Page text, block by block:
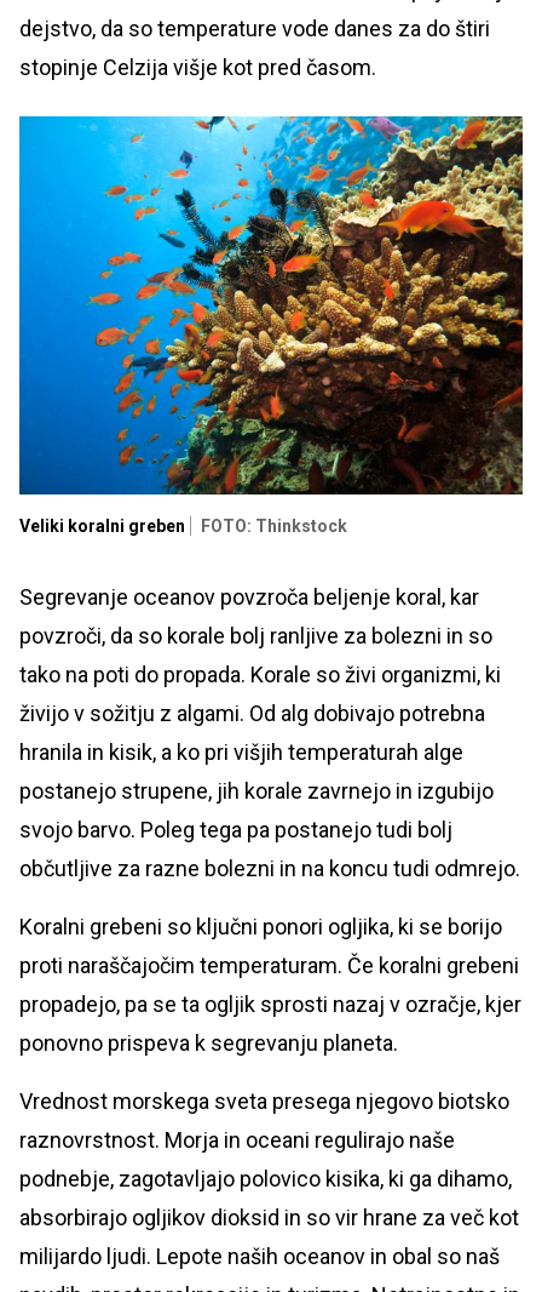
dejstvo, da so temperature vode danes za do štiri
stopinje Celzija višje kot pred časom.
Veliki koralni greben FOTO: Thinkstock
Segrevanje oceanov povzroča beljenje koral, kar
povzroči, da so korale bolj ranljive za bolezni in so
tako na poti do propada. Korale so živi organizmi, ki
živijo v sožitju z algami. Od alg dobivajo potrebna
hranila in kisik, a ko pri višjih temperaturah alge
postanejo strupene, jih korale zavrnejo in izgubijo
svojo barvo. Poleg tega pa postanejo tudi bolj
občutljive za razne bolezni in na koncu tudi odmrejo.
Koralni grebeni so ključni ponori ogljika, ki se borijo
proti naraščajočim temperaturam. Če koralni grebeni
propadejo, pa se ta ogljik sprosti nazaj v ozračje, kjer
ponovno prispeva k segrevanju planeta.
Vrednost morskega sveta presega njegovo biotsko
raznovrstnost. Morja in oceani regulirajo naše
podnebje, zagotavljajo polovico kisika, ki ga dihamo,
absorbirajo ogljikov dioksid in so vir hrane za več kot
milijardo ljudi. Lepote naših oceanov in obal so naš